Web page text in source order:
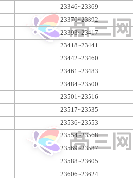
23346~23369
23370~23392
23393~23417
23418~23441
23442~23460
23461~23483
23484~23500
23501~23516
23517~23535
23536~23553
23554~23568
23569~23587
23588~23605
23606~23624